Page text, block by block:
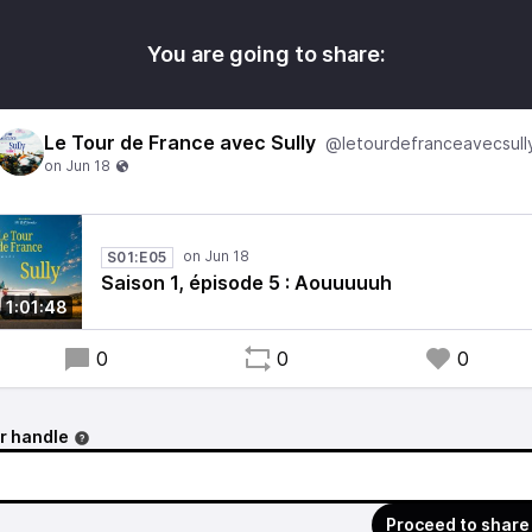
You are going to share:
Le Tour de France avec Sully
1:01:48
S01:E05
Saison 1, épisode 5 : Aouuuuuh
0 0 0
handle
Proceed to share